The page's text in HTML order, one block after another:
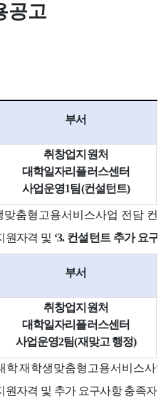
공고
부서
취창업지원처
대학일자리플러스센터
사업운영1팀(컨설턴트)
맞춤형고용서비스사업 전담 컨
원자격 및 ‘3. 컨설턴트 추가 요구
부서
취창업지원처
대학일자리플러스센터
사업운영2팀(재맞고 행정)
학재학생맞춤형고용서비스사
원자격 및 추가 요구사항 충족자